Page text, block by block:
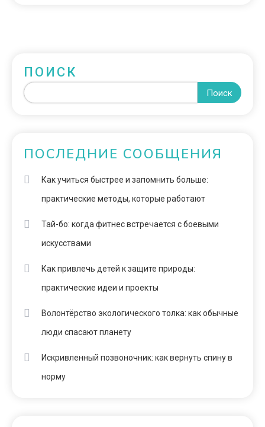
ПОИСК
Поиск
ПОСЛЕДНИЕ СООБЩЕНИЯ
Как учиться быстрее и запомнить больше:
практические методы, которые работают
Тай-бо: когда фитнес встречается с боевыми
искусствами
Как привлечь детей к защите природы:
практические идеи и проекты
Волонтёрство экологического толка: как обычные
люди спасают планету
Искривленный позвоночник: как вернуть спину в
норму